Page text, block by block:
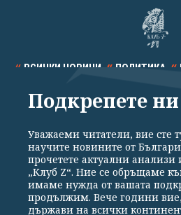
ВСИЧКИ НОВИНИ ПОЛИТИКА
СПОРТ КУЛТУРА
Общи условия Политика
Подкрепете ни
Уважаеми читатели, вие сте
научите новините от
прочетете актуални анализи
„Клуб Z“. Ние се обръщаме
имаме нужда от вашата
продължим. Вече години
държави на всички